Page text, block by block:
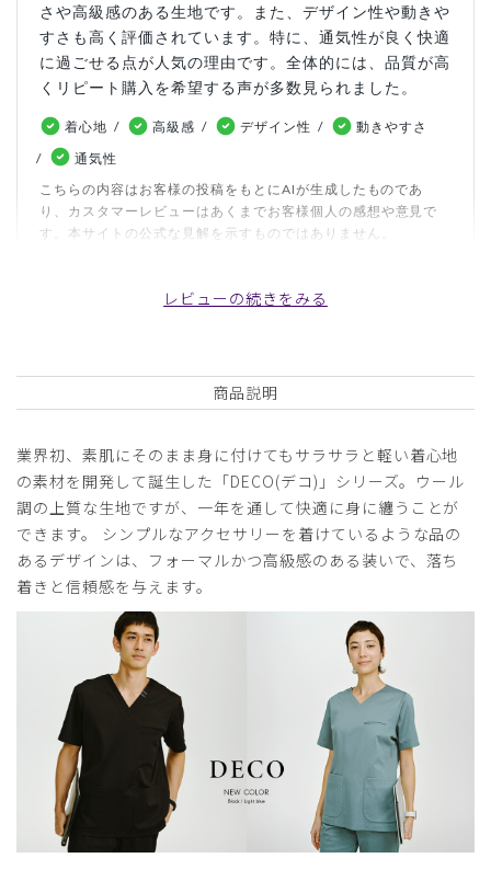
さや高級感のある生地です。また、デザイン性や動きや
すさも高く評価されています。特に、通気性が良く快適
に過ごせる点が人気の理由です。全体的には、品質が高
くリピート購入を希望する声が多数見られました。
着心地 高級感 デザイン性
動きやすさ
通気性
こちらの内容はお客様の投稿をもとにAIが生成したものであ
り、カスタマーレビューはあくまでお客様個人の感想や意見で
す。本サイトの公式な見解を示すものではありません。
評価順 いいね数順
ぽんず様
2024-04-22
年齢: 40代 身長:161-165cm 体重:56-60kg
着痩せして見えます
DECOはブラウンに続いて2枚目の購入です。
襟元が大きく開かない少し長めの着丈のため安心して動くこ
とができます。生地も伸縮性がありどんな態勢も取りやすい
です。特に気に入ってる点はパンツと合わせるとよりスマー
トに見えること。裾に向かって細くなっていくパンツのため
クリーニングから戻るとセンタープレスになるよう畳んでい
ます。
商品：
710レディース:スクラブトップス・DECO/ディ
ープネイビー/XL
レビューの続きをみる
商品説明
業界初、素肌にそのまま身に付けてもサラサラと軽い着心地
の素材を開発して誕生した「DECO(デコ)」シリーズ。ウール
調の上質な生地ですが、一年を通して快適に身に纏うことが
できます。 シンプルなアクセサリーを着けているような品の
あるデザインは、フォーマルかつ高級感のある装いで、落ち
着きと信頼感を与えます。